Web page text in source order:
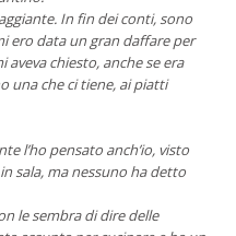
In fin dei conti, sono
ero data un gran daffare per
aveva chiesto, anche se era
una che ci tiene, ai piatti
l’ho pensato anch’io, visto
sala, ma nessuno ha detto
le sembra di dire delle